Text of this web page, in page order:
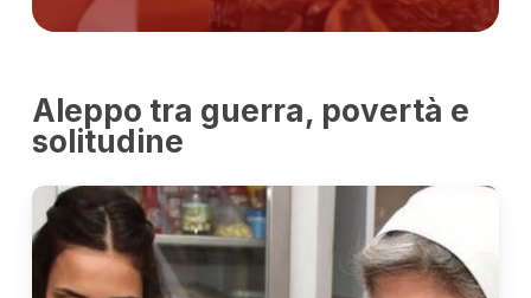
Aleppo tra guerra, povertà e
solitudine